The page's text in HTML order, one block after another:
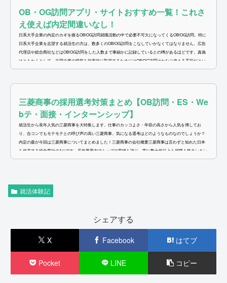
OB・OG訪問アプリ・サイトおすすめ一覧！これさ
え使えば内定間違いなし！
日系大手企業の内定のカギを握るOB/OG訪問就職活動の中で必要不可欠になってくるOB/OG訪問。特に
日系大手企業を志望する就活生の方は、数多くのOB/OG訪問をこなしていかなくてはなりません。広告
代理店や総合商社などはOB/OG訪問をした人数まで事細かに記録しているとの噂があるほどです。真偽
はともかくとして、志望企業の情報を効率的に取得するためにはOB/OG訪問はかなり使える手段だとい
えます。ネット上にあがっている記事は信憑性に不安がありますし、会社説明会もポジショントークの
三菱商事の採用選考対策まとめ【OB訪問・ES・We
bテ・面接・インターンシップ】
就活生から長年人気の三菱商事を大特集します。仕事のカッコよさ・年収の高さから人気を博してお
り、合コンでもモテモテとの呼び声の高い三菱商事。気になる選考はどのようなものなのでしょうか？
内定の森が今回は三菱商事についてまとめました！三菱商事の会社概要三菱商事は言わずと知れた日本
を代表する総合商社の1つです。長年業界内でトップの実績を誇り、実に数十年以上も就職人気ランキン
グに名を連ねる名門企業です。その歴史は古く、土佐藩出身の商人・岩崎弥太郎が九十九商会を立ち上
就活体験記
シェアする
X Facebook はてブ
Pocket LINE コピー